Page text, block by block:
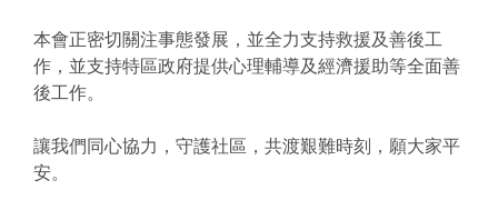
本會正密切關注事態發展，並全力支持救援及善後工
作，並支持特區政府提供心理輔導及經濟援助等全面善
後工作。
讓我們同心協力，守護社區，共渡艱難時刻，願大家平
安。